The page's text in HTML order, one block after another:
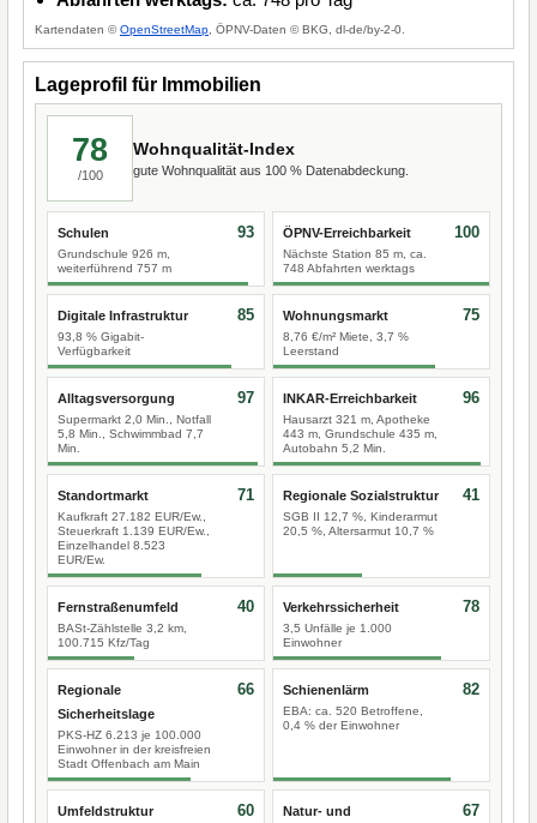
Kartendaten ©OpenStreetMap , ÖPNV-Daten © BKG, dl-de/by-2-0.
Lageprofil für Immobilien
78
/100
Wohnqualität-Index
gute Wohnqualität aus 100 % Datenabdeckung.
Schulen
Grundschule 926 m,
weiterführend 757 m
93 ÖPNV-Erreichbarkeit
Nächste Station 85 m, ca.
748 Abfahrten werktags
100
Digitale Infrastruktur
93,8 % Gigabit-
Verfügbarkeit
85 Wohnungsmarkt
8,76 €/m² Miete, 3,7 %
Leerstand
75
Alltagsversorgung
Supermarkt 2,0 Min., Notfall
5,8 Min., Schwimmbad 7,7
Min.
97 INKAR-Erreichbarkeit
Hausarzt 321 m, Apotheke
443 m, Grundschule 435 m,
Autobahn 5,2 Min.
96
Standortmarkt
Kaufkraft 27.182 EUR/Ew.,
Steuerkraft 1.139 EUR/Ew.,
Einzelhandel 8.523
EUR/Ew.
71 Regionale Sozialstruktur
SGB II 12,7 %, Kinderarmut
20,5 %, Altersarmut 10,7 %
41
Fernstraßenumfeld
BASt-Zählstelle 3,2 km,
100.715 Kfz/Tag
40 Verkehrssicherheit
3,5 Unfälle je 1.000
Einwohner
78
Regionale
Sicherheitslage
PKS-HZ 6.213 je 100.000
Einwohner in der kreisfreien
Stadt Offenbach am Main
66 Schienenlärm
EBA: ca. 520 Betroffene,
0,4 % der Einwohner
82
Umfeldstruktur 60
Natur- und
67